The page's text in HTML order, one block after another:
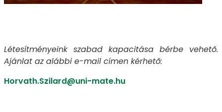
Létesítményeink szabad kapacitása bérbe vehető.
Ajánlat az alábbi e-mail címen kérhető:
Horvath.Szilard@uni-mate.hu